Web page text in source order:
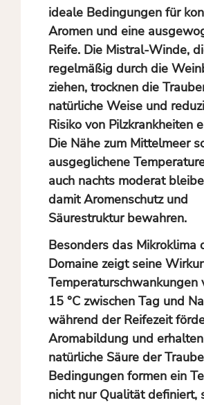
ideale Bedingungen für
Aromen und eine
Reife. Die Mistral-Winde,
regelmäßig durch die
ziehen, trocknen die
natürliche Weise und
Risiko von Pilzkrankheiten
Die Nähe zum Mittelmeer
ausgeglichene
auch nachts moderat
damit Aromenschutz und
Säurestruktur bewahren.
Besonders das Mikroklima
Domaine zeigt seine
Temperaturschwankungen
15 °C zwischen Tag und
während der Reifezeit
Aromabildung und
natürliche Säure der
Bedingungen formen ein
nicht nur Qualität definiert,